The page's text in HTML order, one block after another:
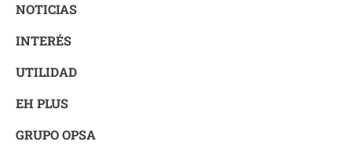
NOTICIAS
INTERÉS
UTILIDAD
EH PLUS
GRUPO OPSA